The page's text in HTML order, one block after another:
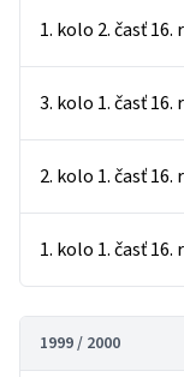
1. kolo 2. časť
3. kolo 1. časť 16.
2. kolo 1. časť
1. kolo 1. časť
1999 / 2000